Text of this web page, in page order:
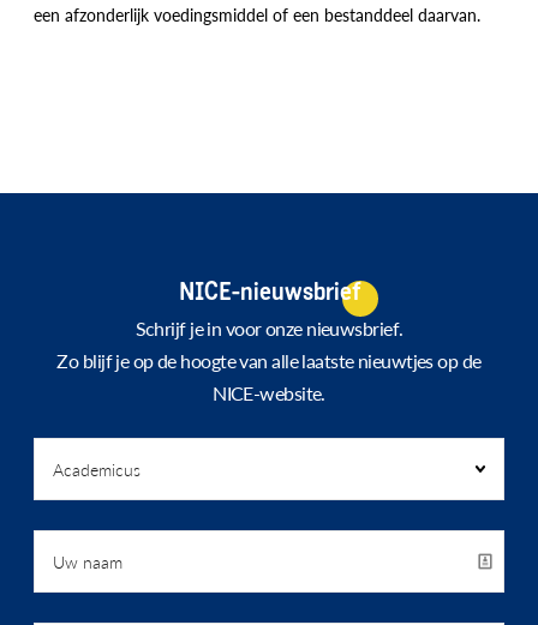
een afzonderlijk voedingsmiddel of een bestanddeel daarvan.
NICE-nieuwsbrief
Schrijf je in voor onze nieuwsbrief.
Zo blijf je op de hoogte van alle laatste nieuwtjes op de
NICE-website.